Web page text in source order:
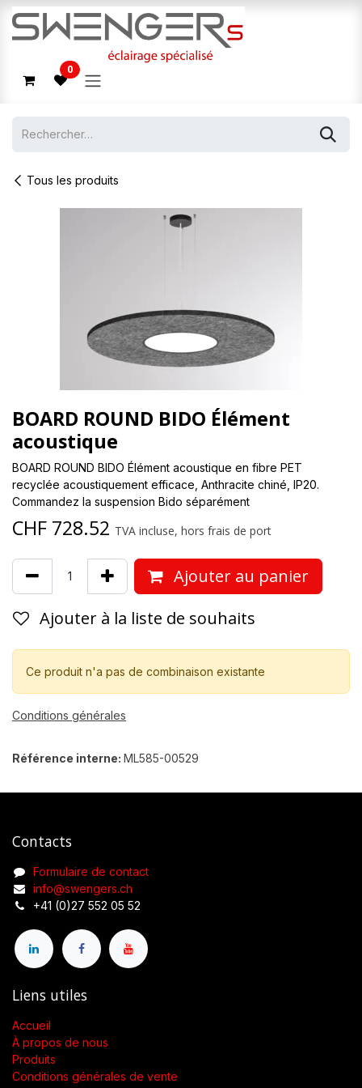
Se rendre au contenu
0
Tous les produits
BOARD ROUND BIDO Élément
acoustique
BOARD ROUND BIDO Élément acoustique en fibre PET
recyclée acoustiquement efficace, Anthracite chiné, IP20.
Commandez la suspension Bido séparément
CHF 728.52 TVA incluse, hors frais de port
Ajouter au panier
Ajouter à la liste de souhaits
Ce produit n'a pas de combinaison existante
Conditions générales
Référence interne: ML585-00529
Contacts
Formulaire de contact
info@swengers.ch
+41 (0)27 552 05 52
Liens utiles
Accueil
À propos de nous
Produits
Conditions générales de vente